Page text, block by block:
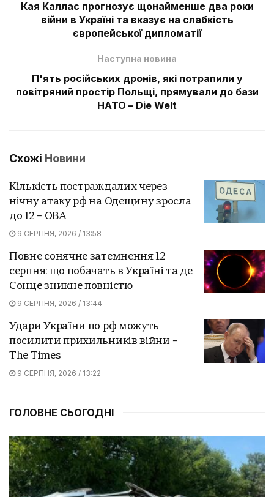
Кая Каллас прогнозує щонайменше два роки
війни в Україні та вказує на слабкість
європейської дипломатії
Наступна новина
П'ять російських дронів, які потрапили у
повітряний простір Польщі, прямували до бази
НАТО – Die Welt
Схожі Новини
Кількість постраждалих через
нічну атаку рф на Одещину зросла
до 12 – ОВА
9 СЕРПНЯ, 2026 / 13:58
Повне сонячне затемнення 12
серпня: що побачать в Україні та де
Сонце зникне повністю
9 СЕРПНЯ, 2026 / 13:44
Удари України по рф можуть
посилити прихильників війни –
The Times
9 СЕРПНЯ, 2026 / 13:22
ГОЛОВНЕ СЬОГОДНІ